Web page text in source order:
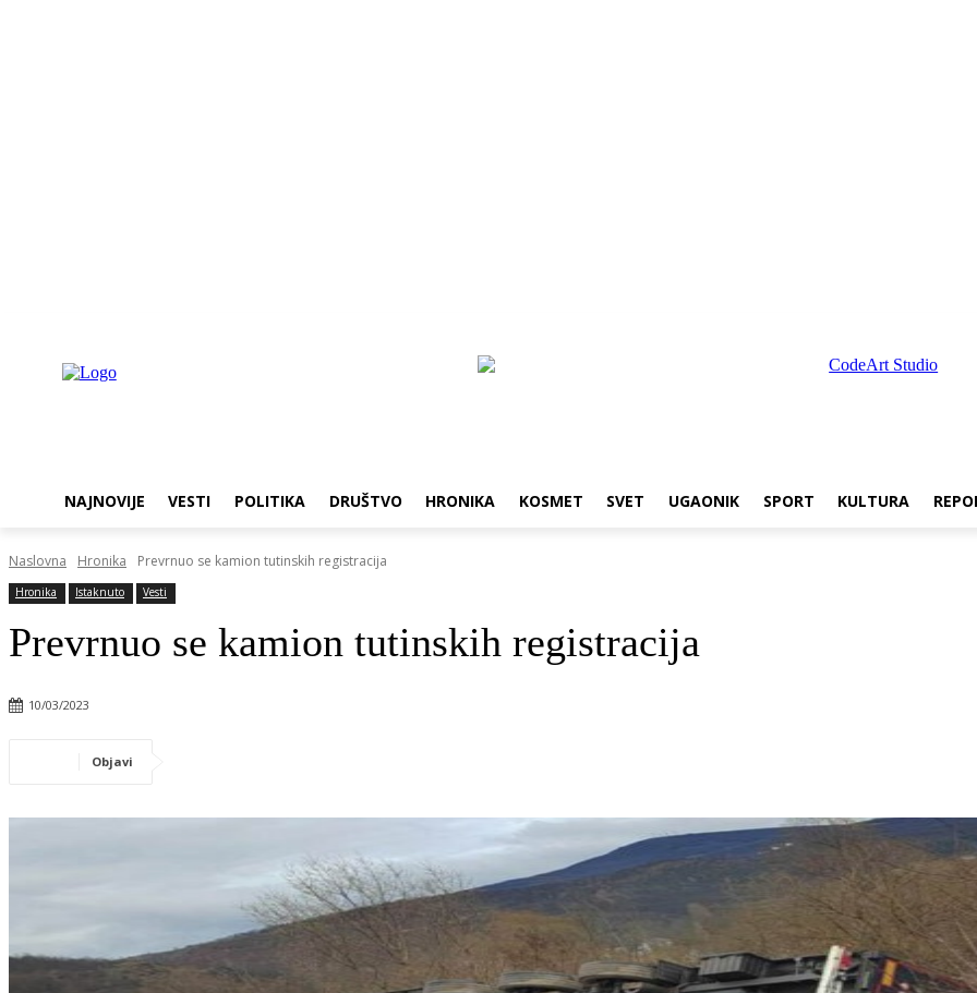
NAJNOVIJE VESTI POLITIKA DRUŠTVO HRONIKA KOSMET SVET UGAONIK SPORT KULTURA
Naslovna Hronika Prevrnuo se kamion tutinskih registracija
Hronika Istaknuto Vesti
Prevrnuo se kamion tutinskih registracija
10/03/2023
Objavi